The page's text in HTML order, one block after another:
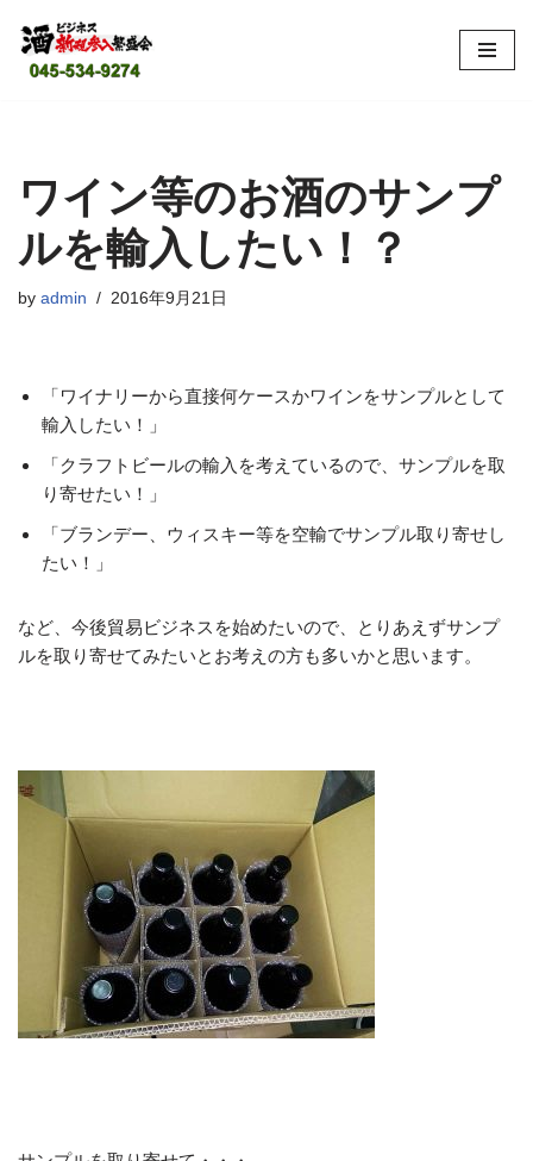
コ
ツ
ス
キ
ッ
ワイン等のお酒のサンプ
ルを輸入したい！？
by admin 2016年9月21日
「ワイナリーから直接何ケースかワインをサンプルとして
輸入したい！」
「クラフトビールの輸入を考えているので、サンプルを取
り寄せたい！」
「ブランデー、ウィスキー等を空輸でサンプル取り寄せし
たい！」
など、今後貿易ビジネスを始めたいので、とりあえずサンプ
ルを取り寄せてみたいとお考えの方も多いかと思います。